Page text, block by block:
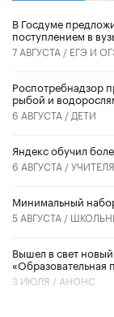
В Госдуме
поступлением в
7 АВГУСТА / ЕГЭ И
Роспотребнадзор
рыбой и
6 АВГУСТА / ДЕТИ
​Яндекс обучил
6 АВГУСТА /УЧИТЕЛЯ
Минимальный
5 АВГУСТА /
Вышел в свет
«Образовательная
3 ИЮЛЯ / АНОНС